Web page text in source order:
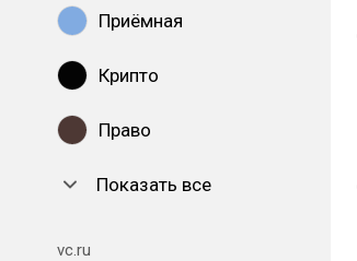
Приёмная
Крипто
Право
Показать все
vc.ru